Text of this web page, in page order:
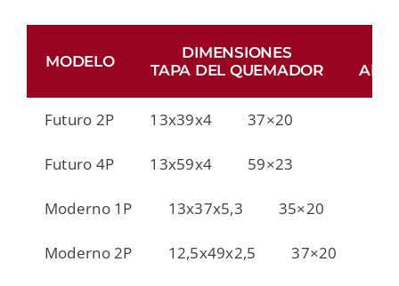
MODELO
DIMENSIONES
TAPA DEL QUEMADOR
Futuro 2P 13x39x4 37×20
Futuro 4P 13x59x4 59×23
Moderno 1P 13x37x5,3 35×20
Moderno 2P 12,5x49x2,5 37×20